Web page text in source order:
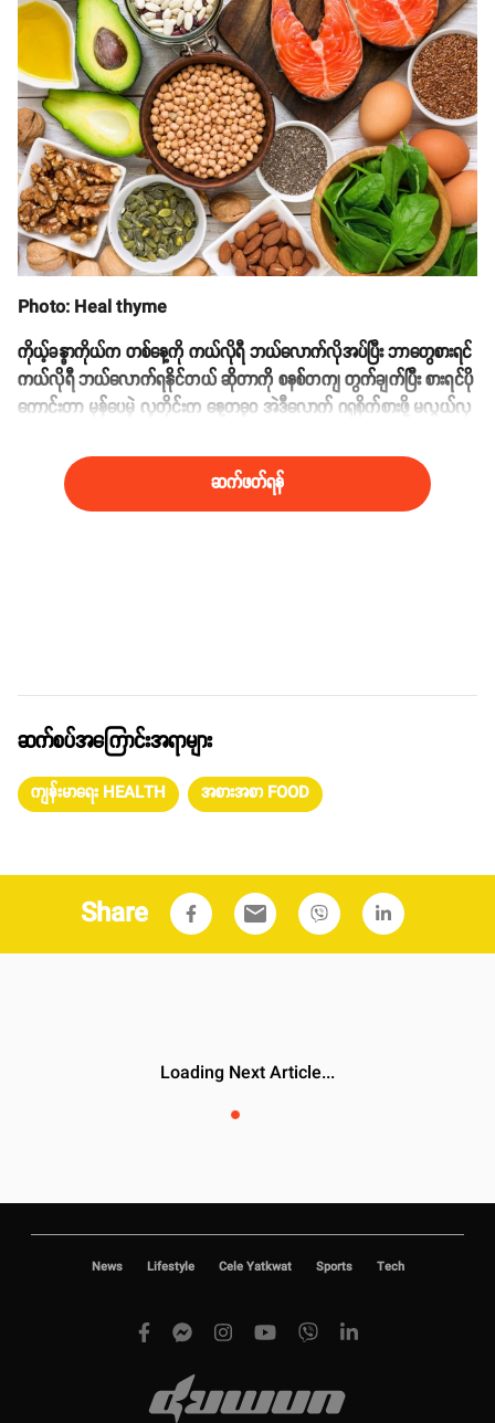
Photo: Heal thyme
ကိုယ့်ခန္ဓာကိုယ်က တစ်နေ့ကို ကယ်လိုရီ ဘယ်လောက်လိုအပ်ပြီး ဘာတွေစားရင်
ကယ်လိုရီ ဘယ်လောက်ရနိုင်တယ် ဆိုတာကို စနစ်တကျ တွက်ချက်ပြီး စားရင်ပို
ကောင်းတာ မှန်ပေမဲ့ လူတိုင်းက နေ့တဓူဝ အဲဒီလောက် ဂရုစိုက်စားဖို့ မလွယ်လှ
ဆက်ဖတ်ရန်
ဆက်စပ်အကြောင်းအရာများ
ကျန်းမာရေး HEALTH အစားအစာ FOOD
Share email
News Lifestyle Cele Yatkwat Sports Tech